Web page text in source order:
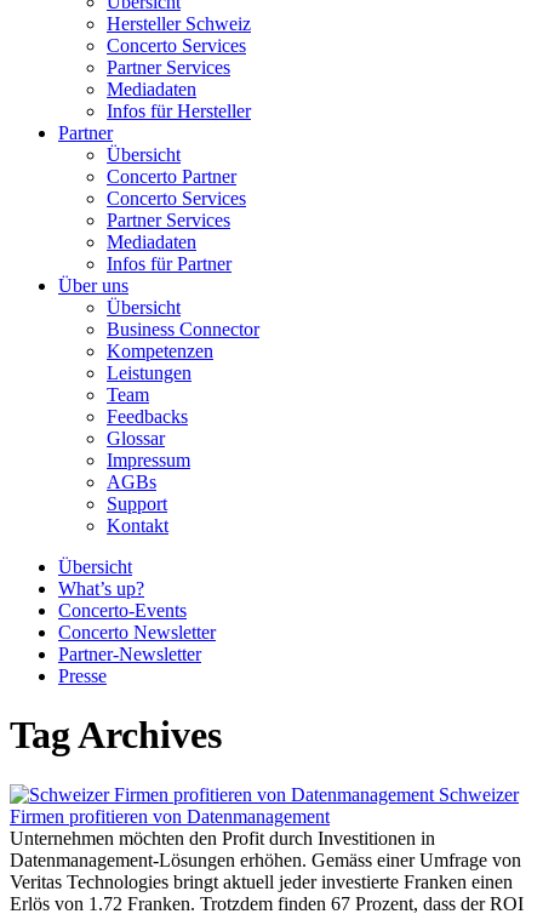
Hersteller Schweiz
Concerto Services
Partner Services
Mediadaten
Infos für Hersteller
Partner
Übersicht
Concerto Partner
Concerto Services
Partner Services
Mediadaten
Infos für Partner
Über uns
Übersicht
Business Connector
Kompetenzen
Leistungen
Team
Feedbacks
Glossar
Impressum
AGBs
Support
Kontakt
Übersicht
What’s up?
Concerto-Events
Concerto Newsletter
Partner-Newsletter
Presse
Tag Archives
Schweizer
Firmen profitieren von Datenmanagement
Unternehmen möchten den Profit durch Investitionen in
Datenmanagement-Lösungen erhöhen. Gemäss einer Umfrage von
Veritas Technologies bringt aktuell jeder investierte Franken einen
Erlös von 1.72 Franken. Trotzdem finden 67 Prozent, dass der ROI